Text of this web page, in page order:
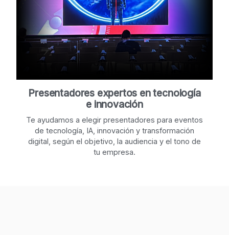
Presentadores expertos en tecnología
e innovación
Te ayudamos a elegir presentadores para eventos
de tecnología, IA, innovación y transformación
digital, según el objetivo, la audiencia y el tono de
tu empresa.